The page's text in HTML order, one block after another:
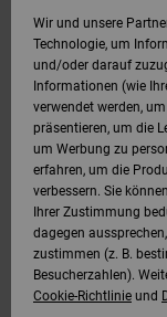
Wir und unsere
Technologie, um
und/oder darauf
Informationen (wie
verwendet werden,
präsentieren, um die
um Werbung zu
erfahren, um die
verbessern. Sie
Ihrer Zustimmung
dagegen
zustimmen (z. B.
Besucherzahlen).
Cookie-Richtlinie und